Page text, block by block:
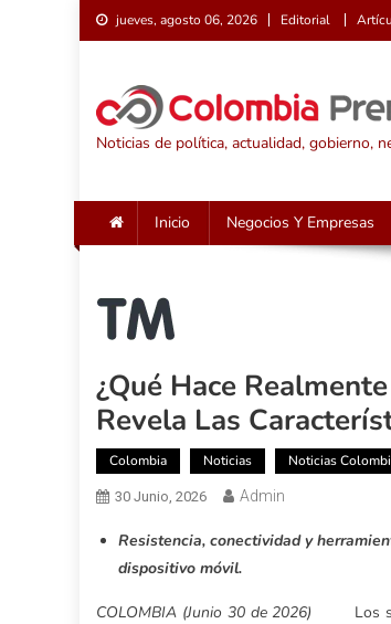
Saltar
al
jueves, agosto 06, 2026 Editorial
Noticias de política, actualidad, gobierno,
Inicio Negocios Y Empresas
¿Qué Hace
Revela Las
Colombia Noticias Noticias
30 Junio, 2026 Admin
Resistencia, conectividad y
dispositivo móvil.
COLOMBIA (Junio 30 de 2026) Los